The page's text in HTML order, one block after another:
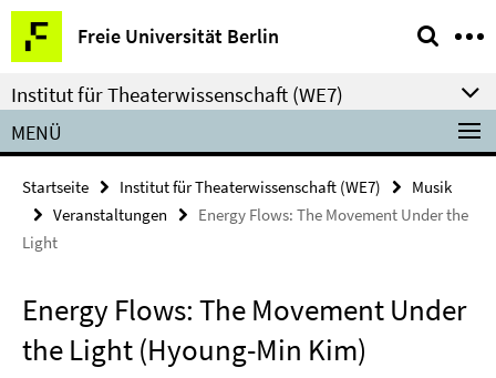
Springe
direkt
zu
Inhalt
Freie Universität Berlin
Service-
Navigation
Institut für Theaterwissenschaft (WE7)
MENÜ
Startseite Institut für Theaterwissenschaft (WE7)
Musik
Veranstaltungen
Energy Flows: The Movement Under the
Light
Energy Flows: The Movement Under
the Light (Hyoung-Min Kim)